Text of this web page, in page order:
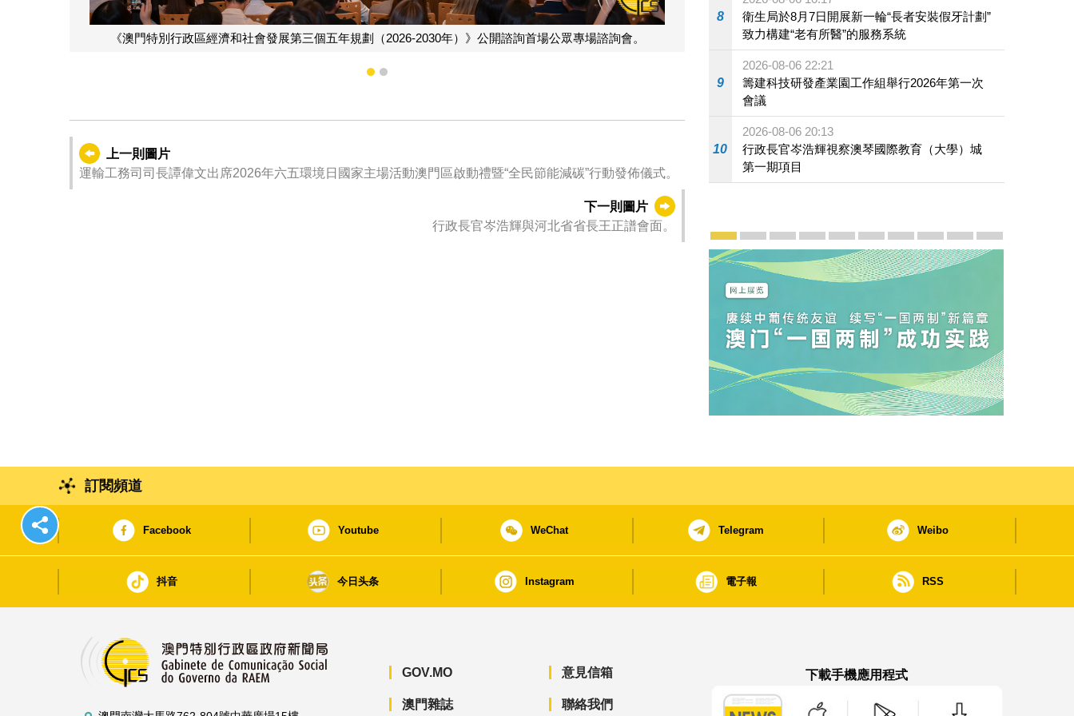
《澳門特別行政區經濟和社會發展第三個五年規劃（2026-2030年）》公開諮詢首場公眾專場諮詢會。
1 2
上一則圖片
運輸工務司司長譚偉文出席2026年六五環境日國家主場活動澳門區啟動禮暨“全民節能減碳”行動發佈儀式。
下一則圖片
行政長官岑浩輝與河北省省長王正譜會面。
8
衛生局於8月7日開展新一輪“長者安裝假牙計劃”
致力構建“老有所醫”的服務系統
9
2026-08-06 22:21
籌建科技研發產業園工作組舉行2026年第一次
會議
10
2026-08-06 20:13
行政長官岑浩輝視察澳琴國際教育（大學）城
第一期項目
宣傳及推廣
賡續中葡傳統友誼 續寫“一國兩制”新篇章 — 澳門“一國
澳門名片集
行政長官岑浩輝11月18日發表2026年施政報
施政特寫澳門特別行政區經濟和社會發展第
橫琴粵澳深度合作區專題網站
施政小講堂
走進澳門澳門相簿2020
《澳门微视
訂閱頻道
Facebook Youtube WeChat Telegram Weibo
抖音 今日头条 Instagram 電子報 RSS
GOV.MO
澳門雜誌
意見信箱
聯絡我們
下載手機應用程式